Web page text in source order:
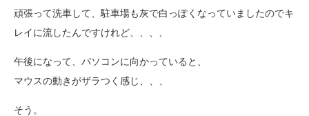
頑張って洗車して、駐車場も灰で白っぽくなっていましたのでキ
レイに流したんですけれど、、、、
午後になって、パソコンに向かっていると、
マウスの動きがザラつく感じ、、、
そう。